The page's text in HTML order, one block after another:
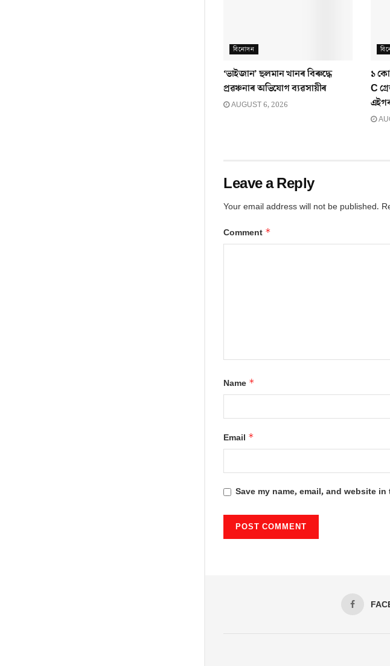
বিনোদন
‘ভাইজান’ ছলমান খানৰ বিৰুদ্ধে
প্ৰৱঞ্চনাৰ অভিযোগ ব্যৱসায়ীৰ
AUGUST 6, 2026
১
C
Leave a Reply
Your email address will not be published.
Comment *
Name *
Email *
Save my name, email, and website